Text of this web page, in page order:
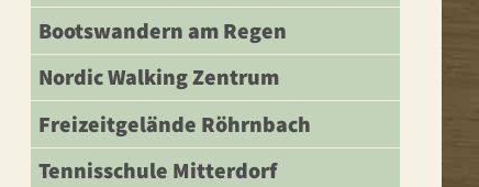
Bootswandern am Regen
Nordic Walking Zentrum
Freizeitgelände Röhrnbach
Tennisschule Mitterdorf